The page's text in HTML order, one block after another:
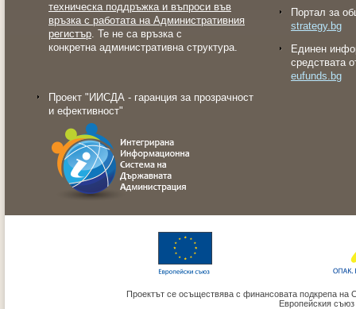
техническа поддръжка и въпроси във
връзка с работата на Административния
регистър. Те не са връзка с
конкретна административна структура.
Проект "ИИСДА - гаранция за прозрачност
и ефективност"
Портал за
strategy.bg
Eдинен
средствата
eufunds.bg
Проектът се осъществява с финансовата подкрепа на
Европейския